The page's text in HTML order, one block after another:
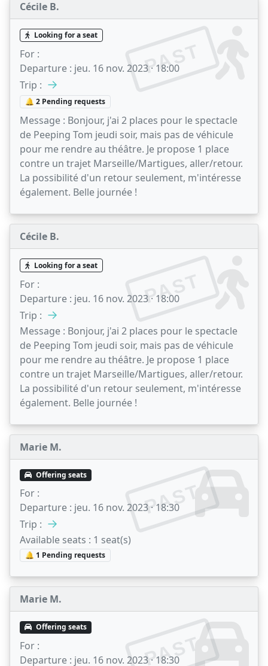
Cécile B.
PAST
Looking for a seat
For :
Departure : jeu. 16 nov. 2023 · 18:00
Trip : →
🔔 2 Pending requests
Message : Bonjour, j'ai 2 places pour le spectacle
de Peeping Tom jeudi soir, mais pas de véhicule
pour me rendre au théâtre. Je propose 1 place
contre un trajet Marseille/Martigues, aller/retour.
La possibilité d'un retour seulement, m'intéresse
également. Belle journée !
Cécile B.
PAST
Looking for a seat
For :
Departure : jeu. 16 nov. 2023 · 18:00
Trip : →
Message : Bonjour, j'ai 2 places pour le spectacle
de Peeping Tom jeudi soir, mais pas de véhicule
pour me rendre au théâtre. Je propose 1 place
contre un trajet Marseille/Martigues, aller/retour.
La possibilité d'un retour seulement, m'intéresse
également. Belle journée !
Marie M.
PAST
Offering seats
For :
Departure : jeu. 16 nov. 2023 · 18:30
Trip : →
Available seats : 1 seat(s)
🔔 1 Pending requests
Marie M.
PAST
Offering seats
For :
Departure : jeu. 16 nov. 2023 · 18:30